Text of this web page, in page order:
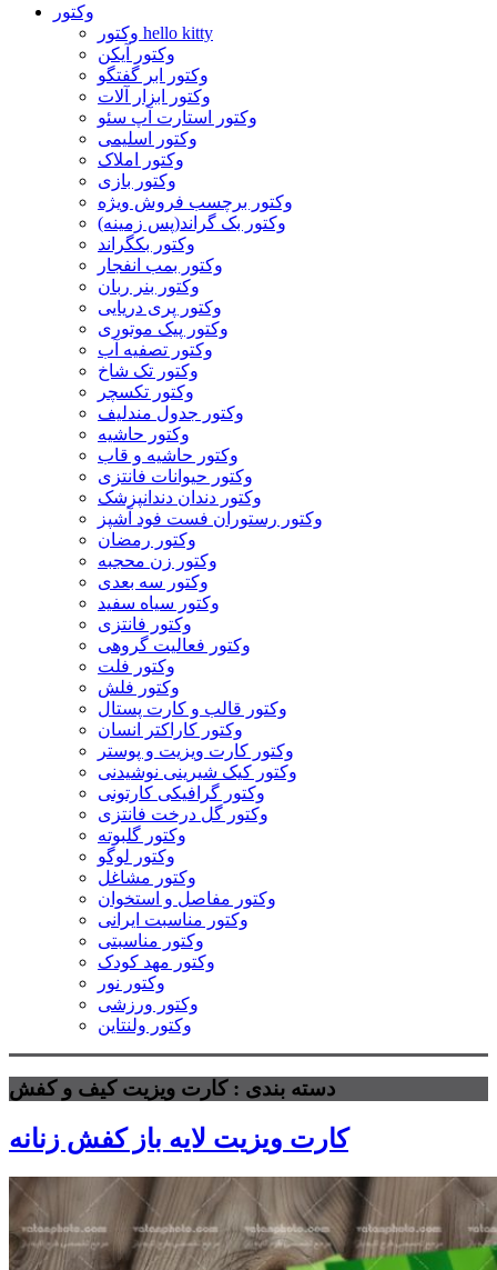
وکتور
وکتور hello kitty
وکتور آیکن
وکتور ابر گفتگو
وکتور ابزار آلات
وکتور استارت آپ سئو
وکتور اسلیمی
وکتور املاک
وکتور بازی
وکتور برچسب فروش ویژه
وکتور بک گراند(پس زمینه)
وکتور بکگراند
وکتور بمب انفجار
وکتور بنر ربان
وکتور پری دریایی
وکتور پیک موتوری
وکتور تصفیه آب
وکتور تک شاخ
وکتور تکسچر
وکتور جدول مندلیف
وکتور حاشیه
وکتور حاشیه و قاب
وکتور حیوانات فانتزی
وکتور دندان دندانپزشک
وکتور رستوران فست فود آشپز
وکتور رمضان
وکتور زن محجبه
وکتور سه بعدی
وکتور سیاه سفید
وکتور فانتزی
وکتور فعالیت گروهی
وکتور فلت
وکتور فلش
وکتور قالب و کارت پستال
وکتور کاراکتر انسان
وکتور کارت ویزیت و پوستر
وکتور کیک شیرینی نوشیدنی
وکتور گرافیکی کارتونی
وکتور گل درخت فانتزی
وکتور گلبوته
وکتور لوگو
وکتور مشاغل
وکتور مفاصل و استخوان
وکتور مناسبت ایرانی
وکتور مناسبتی
وکتور مهد کودک
وکتور نور
وکتور ورزشی
وکتور ولنتاین
دسته بندی : کارت ویزیت کیف و کفش
کارت ویزیت لایه باز کفش زنانه